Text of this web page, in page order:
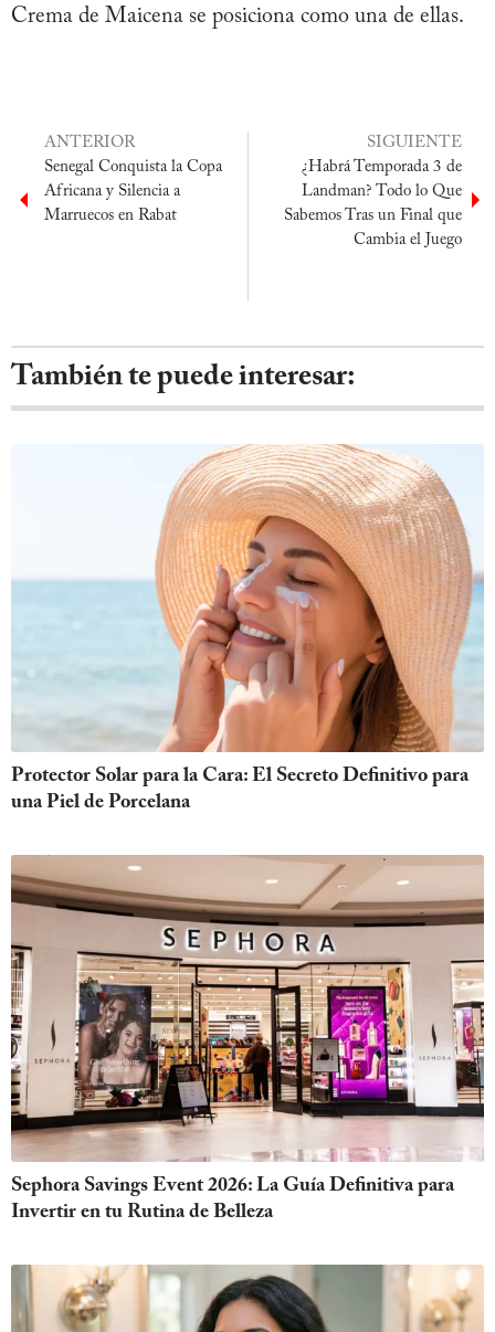
Crema de Maicena se posiciona como una de ellas.
ANTERIOR
Senegal Conquista la Copa
Africana y Silencia a
Marruecos en Rabat
SIGUIENTE
¿Habrá Temporada 3 de
Landman? Todo lo Que
Sabemos Tras un Final que
Cambia el Juego
También te puede interesar:
Protector Solar para la Cara: El Secreto Definitivo para
una Piel de Porcelana
Sephora Savings Event 2026: La Guía Definitiva para
Invertir en tu Rutina de Belleza